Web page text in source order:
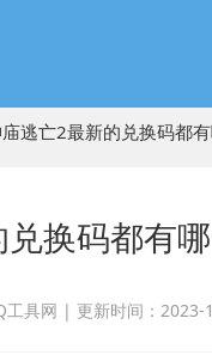
逃亡2最新的兑换码都
换码都有
工具网 | 更新时间：